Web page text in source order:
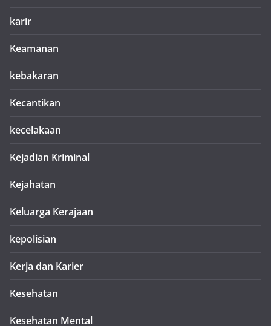
karir
Keamanan
kebakaran
Kecantikan
kecelakaan
Kejadian Kriminal
Kejahatan
Keluarga Kerajaan
kepolisian
Kerja dan Karier
Kesehatan
Kesehatan Mental